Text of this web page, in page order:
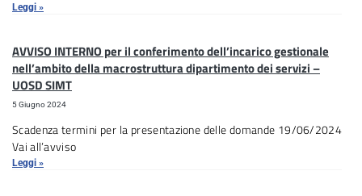
Leggi »
AVVISO INTERNO per il conferimento dell’incarico gestionale
nell’ambito della macrostruttura dipartimento dei servizi –
UOSD SIMT
5 Giugno 2024
Scadenza termini per la presentazione delle domande 19/06/2024
Vai all’avviso
Leggi »